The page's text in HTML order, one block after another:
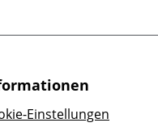
Einstellungen